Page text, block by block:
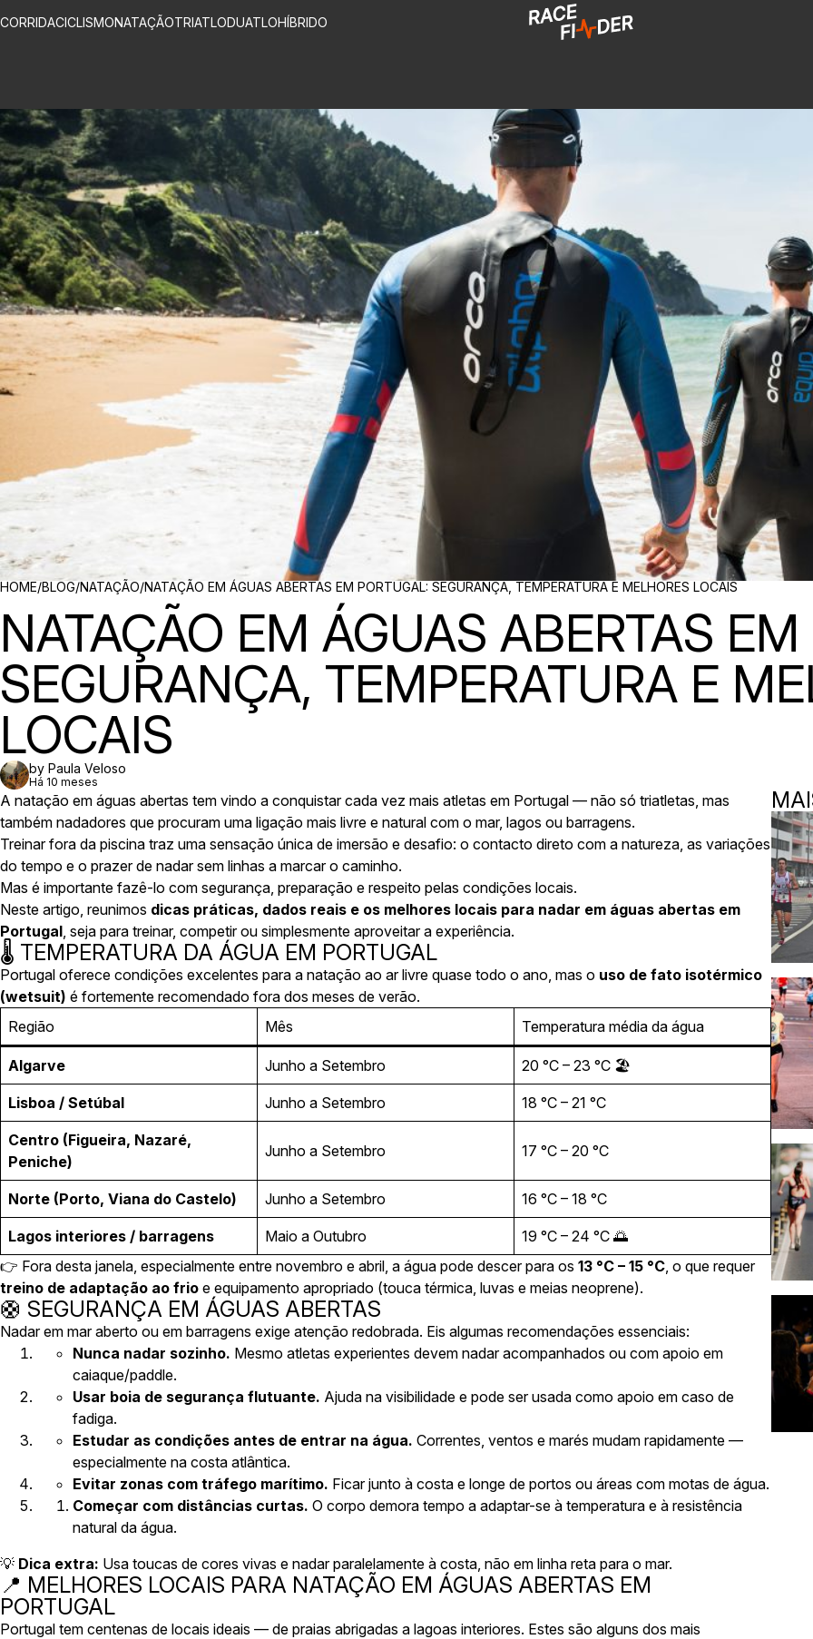
CORRIDACICLISMONATAÇÃOTRIATLODUATLOHÍBRIDO
BREADCRUMBS
HOME/BLOG/NATAÇÃO/NATAÇÃO EM ÁGUAS ABERTAS EM PORTUGAL: SEGURANÇA, TEMPERATURA E MELHORES LOCAIS
NATAÇÃO EM ÁGUAS ABERTAS
SEGURANÇA, TEMPERATURA E
LOCAIS
by Paula Veloso
Há 10 meses
A natação em águas abertas tem vindo a conquistar cada vez mais atletas em Portugal — não só triatletas, mas
também nadadores que procuram uma ligação mais livre e natural com o mar, lagos ou barragens.
Treinar fora da piscina traz uma sensação única de imersão e desafio: o contacto direto com a natureza, as variações
do tempo e o prazer de nadar sem linhas a marcar o caminho.
Mas é importante fazê-lo com segurança, preparação e respeito pelas condições locais.
Neste artigo, reunimos dicas práticas, dados reais e os melhores locais para nadar em águas abertas em
Portugal, seja para treinar, competir ou simplesmente aproveitar a experiência.
🌡️ TEMPERATURA DA ÁGUA EM PORTUGAL
Portugal oferece condições excelentes para a natação ao ar livre quase todo o ano, mas o uso de fato isotérmico
(wetsuit) é fortemente recomendado fora dos meses de verão.
Região
Mês Temperatura média da água
Algarve Junho a Setembro 20 °C – 23 °C 🏖️
Lisboa / Setúbal Junho a Setembro 18 °C – 21 °C
Centro (Figueira, Nazaré,
Peniche)
Junho a Setembro 17 °C – 20 °C
Norte (Porto, Viana do Castelo) Junho a Setembro 16 °C – 18 °C
Lagos interiores / barragens Maio a Outubro
19 °C – 24 °C 🌅
👉 Fora desta janela, especialmente entre novembro e abril, a água pode descer para os 13 °C – 15 °C, o que requer
treino de adaptação ao frio e equipamento apropriado (touca térmica, luvas e meias neoprene).
🛟 SEGURANÇA EM ÁGUAS ABERTAS
Nadar em mar aberto ou em barragens exige atenção redobrada. Eis algumas recomendações essenciais:
Nunca nadar sozinho. Mesmo atletas experientes devem nadar acompanhados ou com apoio em
caiaque/paddle.
Usar boia de segurança flutuante. Ajuda na visibilidade e pode ser usada como apoio em caso de
fadiga.
Estudar as condições antes de entrar na água. Correntes, ventos e marés mudam rapidamente —
especialmente na costa atlântica.
Evitar zonas com tráfego marítimo. Ficar junto à costa e longe de portos ou áreas com motas de água.
Começar com distâncias curtas. O corpo demora tempo a adaptar-se à temperatura e à resistência
natural da água.
💡 Dica extra: Usa toucas de cores vivas e nadar paralelamente à costa, não em linha reta para o mar.
📍 MELHORES LOCAIS PARA NATAÇÃO EM ÁGUAS ABERTAS EM
PORTUGAL
Portugal tem centenas de locais ideais — de praias abrigadas a lagoas interiores. Estes são alguns dos mais